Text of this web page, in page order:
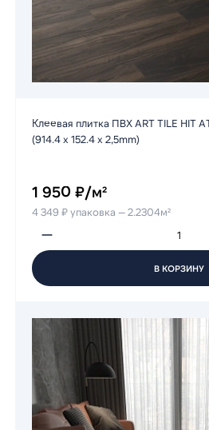
Клеевая плитка ПВХ ART TILE HIT
(914.4 х 152.4 х 2,5mm)
1 950 ₽/м²
4 349 ₽ упаковка — 2.2304м²
В КОРЗИНУ